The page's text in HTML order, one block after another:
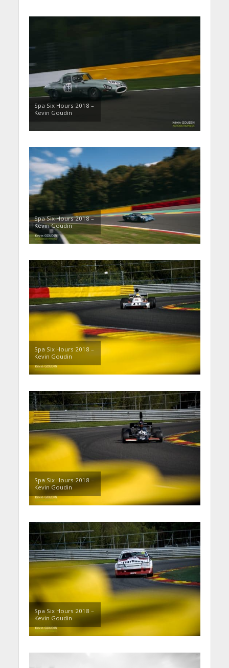
Spa Six Hours 2018 –
Kevin Goudin
Spa Six Hours 2018 –
Kevin Goudin
Spa Six Hours 2018 –
Kevin Goudin
Spa Six Hours 2018 –
Kevin Goudin
Spa Six Hours 2018 –
Kevin Goudin